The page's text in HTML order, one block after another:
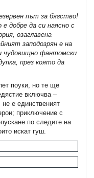
път за бягство!
добре да си наясно с
озаглавена
заподозрян е на
чудовищно фантомски
през която да
поуки, но те ще
включва –
е единственият
приключение с
по следите на
искат гуш.